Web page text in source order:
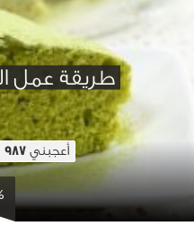
طريقة عمل
أعجبني987